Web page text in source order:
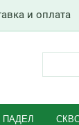
и оплата
ПАДЕЛ